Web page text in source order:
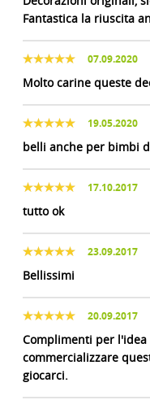
Fantastica la riuscita
07.09.2020
Molto carine queste
19.05.2020
belli anche per bimbi
17.10.2017
tutto ok
23.09.2017
Bellissimi
20.09.2017
Complimenti per l'idea
commercializzare
giocarci.